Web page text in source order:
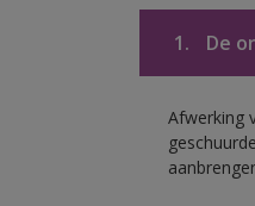
1. De
Afwerking